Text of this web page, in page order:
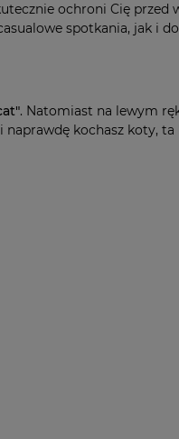
ochroni Cię przed
spotkania, jak i
. Natomiast na lewym
naprawdę kochasz koty, ta